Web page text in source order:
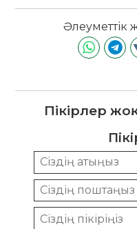
Әлеуметтік
Пікірлер